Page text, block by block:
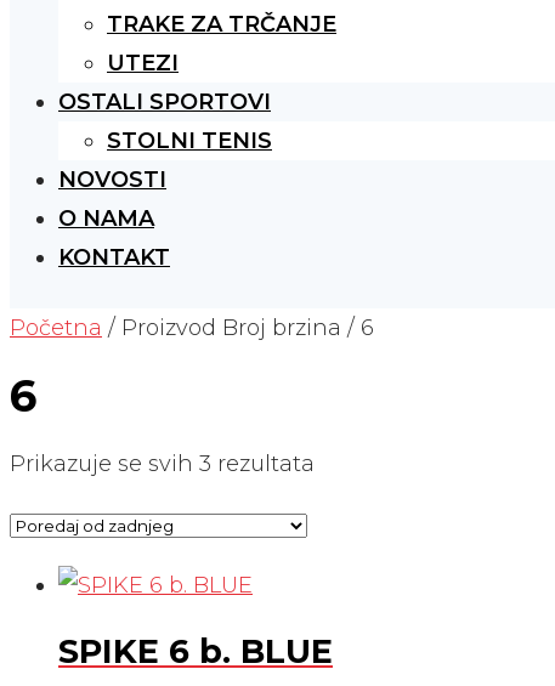
TRAKE ZA TRČANJE
UTEZI
OSTALI SPORTOVI
STOLNI TENIS
NOVOSTI
O NAMA
KONTAKT
Početna / Proizvod Broj brzina / 6
6
Prikazuje se svih 3 rezultata
SPIKE 6 b. BLUE